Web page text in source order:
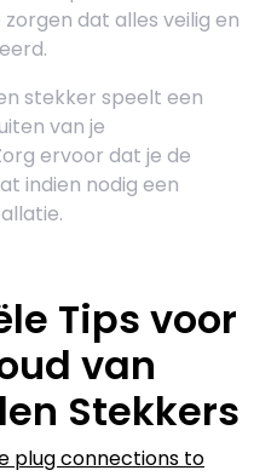
dat alles veilig en
stekker speelt een
van je
ervoor dat je de
indien nodig een
Tips voor
van
Stekkers
plug connections to